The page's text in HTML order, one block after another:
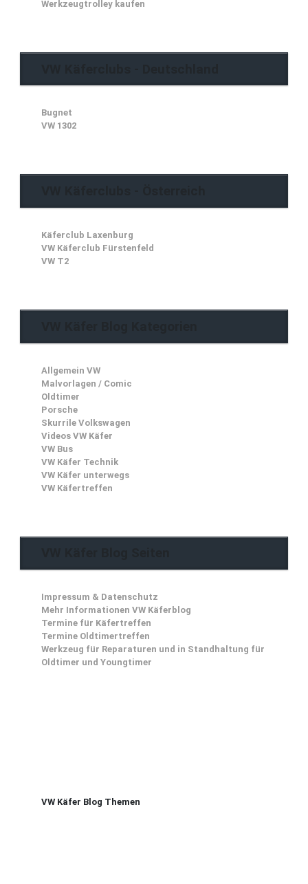
Werkzeugtrolley kaufen
Bugnet
VW 1302
Käferclub Laxenburg
VW Käferclub Fürstenfeld
VW T2
Allgemein VW
Malvorlagen / Comic
Oldtimer
Porsche
Skurrile Volkswagen
Videos VW Käfer
VW Bus
VW Käfer Technik
VW Käfer unterwegs
VW Käfertreffen
Impressum & Datenschutz
Mehr Informationen VW Käferblog
Termine für Käfertreffen
Termine Oldtimertreffen
Werkzeug für Reparaturen und in Standhaltung für
Oldtimer und Youngtimer
VW Käfer Blog Themen